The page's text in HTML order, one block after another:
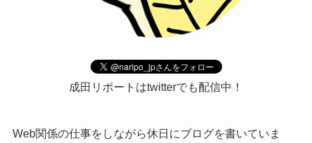
成田リポートはtwitterでも配信中！
Web関係の仕事をしながら休日にブログを書いていま